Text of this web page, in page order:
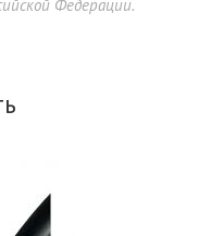
Федерации.